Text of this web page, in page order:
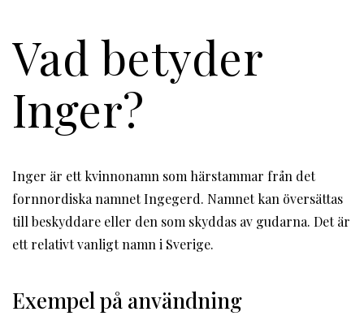
Vad betyder
Inger?
Inger är ett kvinnonamn som härstammar från det
fornnordiska namnet Ingegerd. Namnet kan översättas
till beskyddare eller den som skyddas av gudarna. Det är
ett relativt vanligt namn i Sverige.
Exempel på användning